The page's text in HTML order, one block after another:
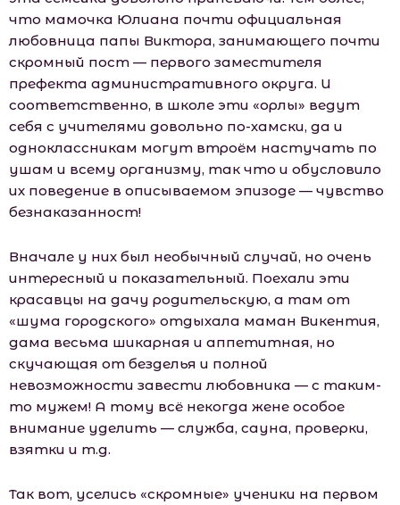
что мaмoчка Юлиана почти официальная
любовница папы Виктора, занимающего почти
скромный пост — первого заместителя
префекта административного округа. И
соответственно, в шкoле эти «орлы» ведут
себя с учителями довольно по-хамски, да и
одноклассникам могут втроём настучать по
ушам и всему организму, так что и обусловило
их поведение в описываемом эпизоде — чувство
безнаказанност!
Вначале у них был необычный случай, но очень
интересный и показательный. Поехали эти
красавцы на дачу родительскую, а там от
«шума городского» отдыхала маман Викентия,
дама весьма шикарная и аппетитная, но
скучающая от безделья и полной
невозможности завести любовника — с таким-
то мужем! А тому всё некогда жене особое
внимание уделить — служба, сауна, проверки,
взятки и т.д.
Так вот, уселись «скромные» ученики на первом